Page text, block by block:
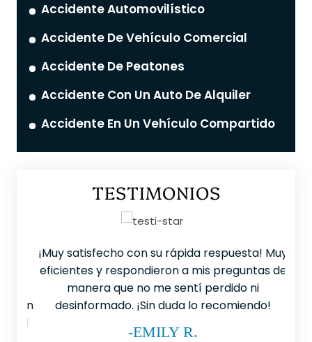
Accidente Automovilístico
Accidente De Vehículo Comercial
Accidente De Peatones
Accidente Con Un Auto De Alquiler
Accidente En Un Vehículo Compartido
TESTIMONIOS
un
el
¡Muy satisfecho con su rápida respuesta! Muy
eficientes y respondieron a mis preguntas de
manera que no me sentí perdido ni
desinformado. ¡Sin duda lo recomiendo!
-EMILY R.